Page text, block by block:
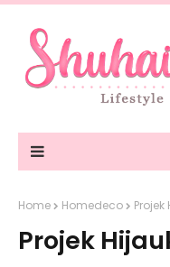
Home Homedeco
Projek